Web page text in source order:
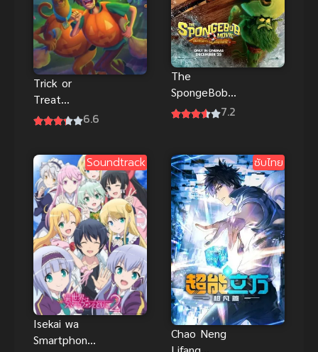
Trick or
Treat
ScoobyDoo!
ซับไทย
6.6
The
SpongeBob
Movie Search
(2025) พากย์
ไทย
7.2
Soundtrack
Isekai wa
Smartphone
ซับไทย
Chao Neng